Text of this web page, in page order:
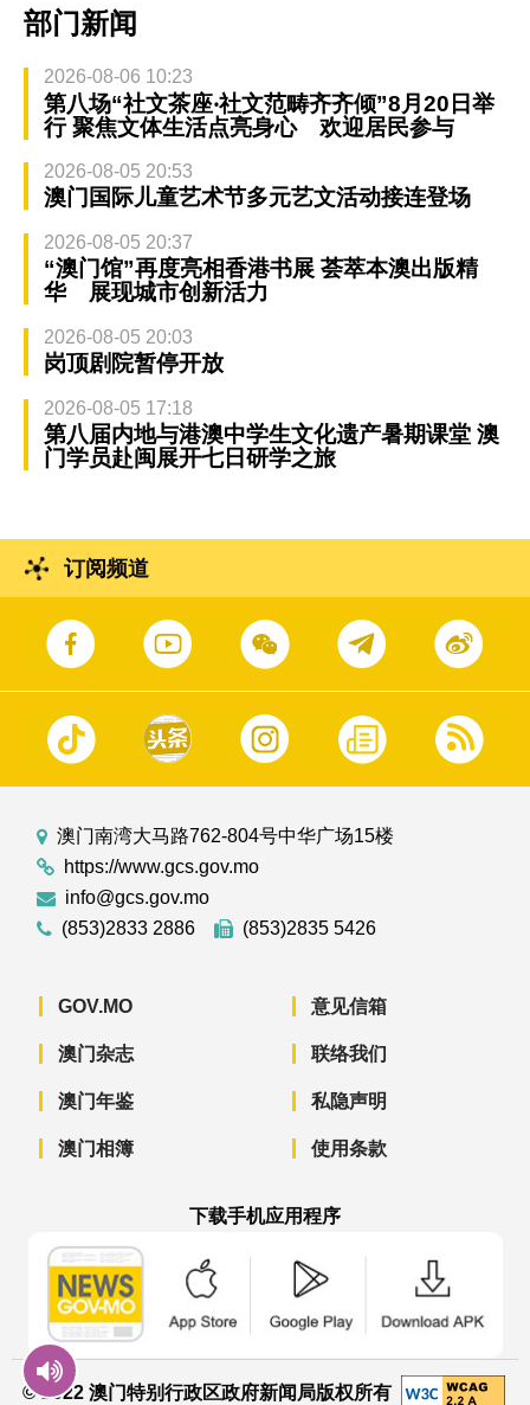
部门新闻
2026-08-06 10:23
第八场“社文茶座‧社文范畴齐齐倾”8月20日举
行 聚焦文体生活点亮身心 欢迎居民参与
2026-08-05 20:53
澳门国际儿童艺术节多元艺文活动接连登场
2026-08-05 20:37
“澳门馆”再度亮相香港书展 荟萃本澳出版精
华 展现城市创新活力
2026-08-05 20:03
岗顶剧院暂停开放
2026-08-05 17:18
第八届内地与港澳中学生文化遗产暑期课堂 澳
门学员赴闽展开七日研学之旅
订阅频道
澳门南湾大马路762-804号中华广场15楼
https://www.gcs.gov.mo
info@gcs.gov.mo
(853)2833 2886
(853)2835 5426
GOV.MO
澳门杂志
澳门年鉴
澳门相簿
意见信箱
联络我们
私隐声明
使用条款
下载手机应用程序
© 2022 澳门特别行政区政府新闻局版权所有